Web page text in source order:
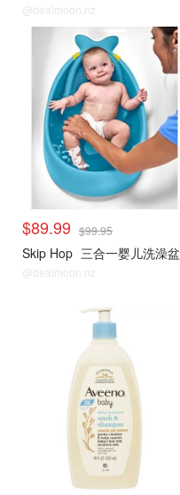
@dealmoon.nz
$89.99 $99.95
Skip Hop 三合一婴儿洗澡盆
@dealmoon.nz